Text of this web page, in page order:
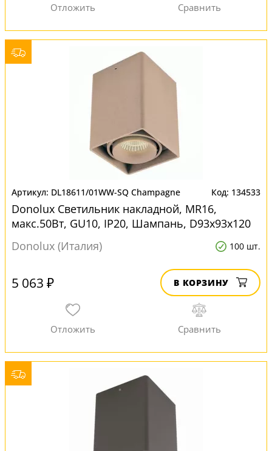
DL18611/01WW-SQ Champagne 134533
Donolux Светильник накладной, MR16,
макс.50Вт, GU10, IP20, Шампань, D93х93х120
мм, без лампы для натяжных потолков
Donolux (Италия) 100 шт.
5 063 ₽ В КОРЗИНУ